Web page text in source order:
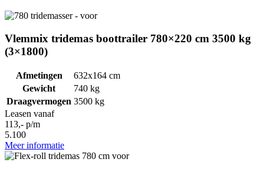
Vlemmix tridemas boottrailer 780×220 cm 3500 kg
(3×1800)
Afmetingen
632x164 cm
Gewicht
740 kg
Draagvermogen 3500 kg
Leasen vanaf
113,- p/m
5.100
Meer informatie